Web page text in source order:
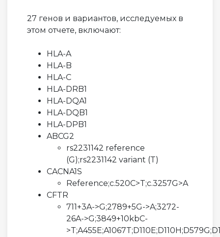
27 генов и вариантов, исследуемых в
этом отчете, включают:
HLA-A
HLA-B
HLA-C
HLA-DRB1
HLA-DQA1
HLA-DQB1
HLA-DPB1
ABCG2
rs2231142 reference
(G);rs2231142 variant (T)
CACNA1S
Reference;c.520C>T;c.3257G>A
CFTR
711+3A->G;2789+5G->A;3272-
26A->G;3849+10kbC-